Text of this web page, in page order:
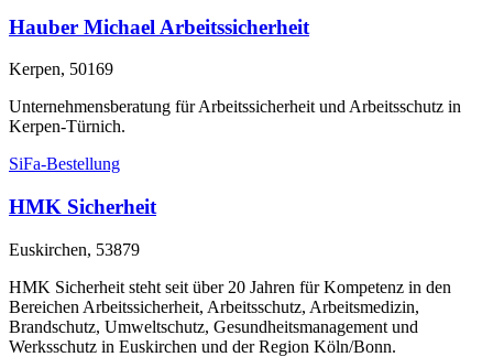
Hauber Michael Arbeitssicherheit
Kerpen, 50169
Unternehmensberatung für Arbeitssicherheit und Arbeitsschutz in
Kerpen-Türnich.
SiFa-Bestellung
HMK Sicherheit
Euskirchen, 53879
HMK Sicherheit steht seit über 20 Jahren für Kompetenz in den
Bereichen Arbeitssicherheit, Arbeitsschutz, Arbeitsmedizin,
Brandschutz, Umweltschutz, Gesundheitsmanagement und
Werksschutz in Euskirchen und der Region Köln/Bonn.